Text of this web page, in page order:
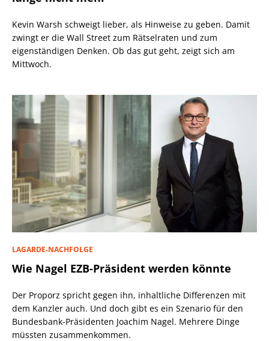
Kevin Warsh schweigt lieber, als Hinweise zu geben. Damit
zwingt er die Wall Street zum Rätselraten und zum
eigenständigen Denken. Ob das gut geht, zeigt sich am
Mittwoch.
LAGARDE-NACHFOLGE
Wie Nagel EZB-Präsident werden könnte
Der Proporz spricht gegen ihn, inhaltliche Differenzen mit
dem Kanzler auch. Und doch gibt es ein Szenario für den
Bundesbank-Präsidenten Joachim Nagel. Mehrere Dinge
müssten zusammenkommen.